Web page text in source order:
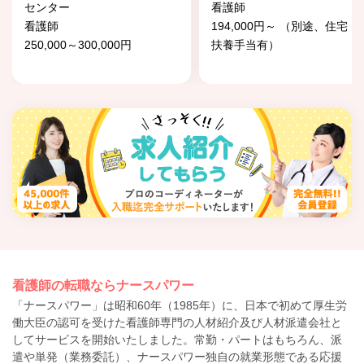
センター
看護師
250,000～300,000円
看護師
194,000円～ （別途、住宅・
扶養手当有）
看護師の転職ならナースパワー
「ナースパワー」は昭和60年（1985年）に、日本で初めて厚生労
働大臣の認可を受けた看護師専門の人材紹介及び人材派遣会社と
してサービスを開始いたしました。常勤・パートはもちろん、派
遣や単発（業務委託）、ナースパワー独自の就業形態である応援